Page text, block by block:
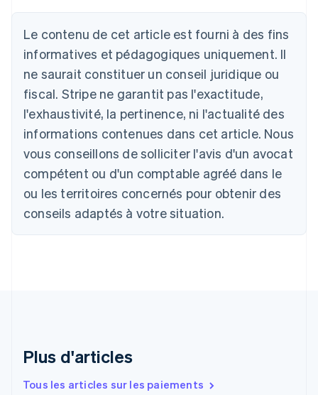
Le contenu de cet article est fourni à des fins
informatives et pédagogiques uniquement. Il
ne saurait constituer un conseil juridique ou
fiscal. Stripe ne garantit pas l'exactitude,
l'exhaustivité, la pertinence, ni l'actualité des
informations contenues dans cet article. Nous
vous conseillons de solliciter l'avis d'un avocat
compétent ou d'un comptable agréé dans le
ou les territoires concernés pour obtenir des
conseils adaptés à votre situation.
Plus d'articles
Tous les articles sur les paiements
DeutschEnglish
Belgique
Brésil
PortuguêsEnglish
Bulgarie
English
Canada
EnglishFrançais
简体中文English
Chypre
English
Croatie
EnglishItaliano
English
EnglishEspañol简体中文